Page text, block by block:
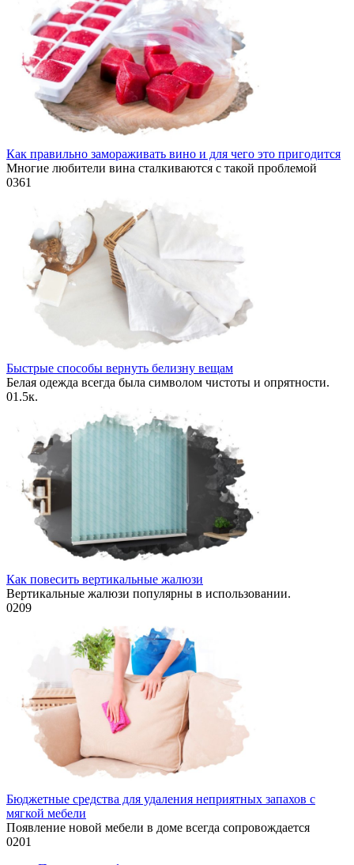
Как правильно замораживать вино и для чего это пригодится
Многие любители вина сталкиваются с такой проблемой
0361
Быстрые способы вернуть белизну вещам
Белая одежда всегда была символом чистоты и опрятности.
01.5к.
Как повесить вертикальные жалюзи
Вертикальные жалюзи популярны в использовании.
0209
Бюджетные средства для удаления неприятных запахов с
мягкой мебели
Появление новой мебели в доме всегда сопровождается
0201